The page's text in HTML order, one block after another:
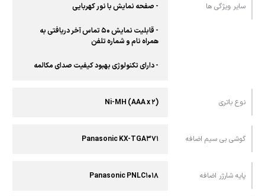
سایر ویژگی ها - صفحه نمایش با نور کهربایی
- قابلیت نمایش ۵۰ تماس آخر دریافتی به
همراه نام و شماره تلفن
- دارای تکنولوژی بهبود کیفیت صدای مکالمه
نوع باتری (Ni-MH (AAA x ۲
گوشی بی سیم اضافه Panasonic KX-TGA۳۷۱
پایه شارژر اضافه Panasonic PNLC۱۰۱۸